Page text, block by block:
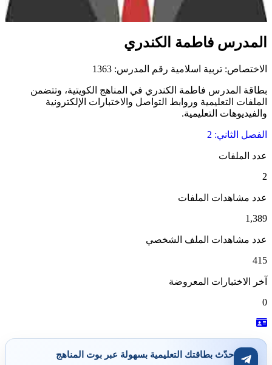
المدرس فاطمة الكندري
الاختصاص: تربية اسلامية رقم المدرس: 1363
بطاقة المدرس فاطمة الكندري في المناهج الكويتية، وتتضمن
الملفات التعليمية وروابط التواصل والاختبارات الإلكترونية
والفيديوهات التعليمية.
الفصل الثاني: 2
عدد الملفات
2
عدد مشاهدات الملفات
1,389
عدد مشاهدات الملف الشخصي
415
آخر الاختبارات المعروضة
0
حدّث بطاقتك التعليمية بسهولة عبر بوت المناهج